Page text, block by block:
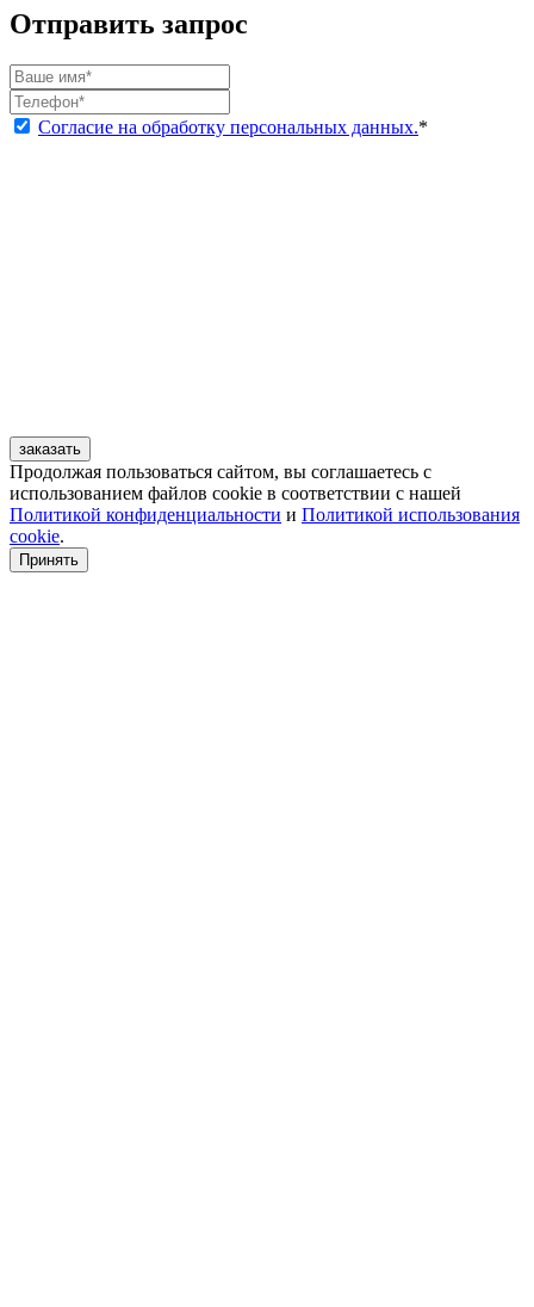
Отправить запрос
Согласие на обработку персональных данных.*
заказать
Продолжая пользоваться сайтом, вы соглашаетесь с
использованием файлов cookie в соответствии с нашей
Политикой конфиденциальности и Политикой использования
cookie.
Принять